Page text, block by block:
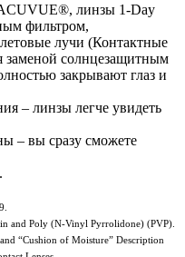
линзы 1-Day
фильтром,
лучи (Контактные
солнцезащитным
закрывают глаз и
– линзы легче увидеть
– вы сразу сможете
and Poly (N-Vinyl Pyrrolidone) (PVP).
“Cushion of Moisture” Description